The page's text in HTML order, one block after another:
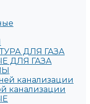
ДЛЯ ГАЗА
ДЛЯ ГАЗА
канализации
канализации